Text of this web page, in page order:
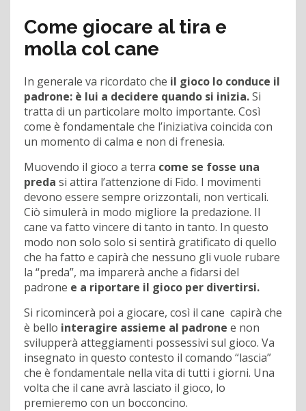
Come giocare al tira e
molla col cane
In generale va ricordato che il gioco lo conduce il
padrone: è lui a decidere quando si inizia.Si
tratta di un particolare molto importante. Così
come è fondamentale che l’iniziativa coincida con
un momento di calma e non di frenesia.
Muovendo il gioco a terra come se fosse una
preda si attira l’attenzione di Fido. I movimenti
devono essere sempre orizzontali, non verticali.
Ciò simulerà in modo migliore la predazione. Il
cane va fatto vincere di tanto in tanto. In questo
modo non solo solo si sentirà gratificato di quello
che ha fatto e capirà che nessuno gli vuole rubare
la “preda”, ma imparerà anche a fidarsi del
padrone e a riportare il gioco per divertirsi.
Si ricomincerà poi a giocare, così il cane capirà che
è bello interagire assieme al padrone e non
svilupperà atteggiamenti possessivi sul gioco. Va
insegnato in questo contesto il comando “lascia”
che è fondamentale nella vita di tutti i giorni. Una
volta che il cane avrà lasciato il gioco, lo
premieremo con un bocconcino.